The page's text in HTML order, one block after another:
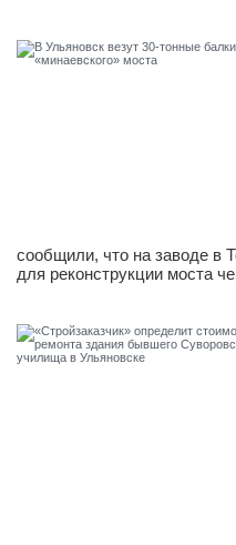
сообщили, что на заводе в
для реконструкции моста